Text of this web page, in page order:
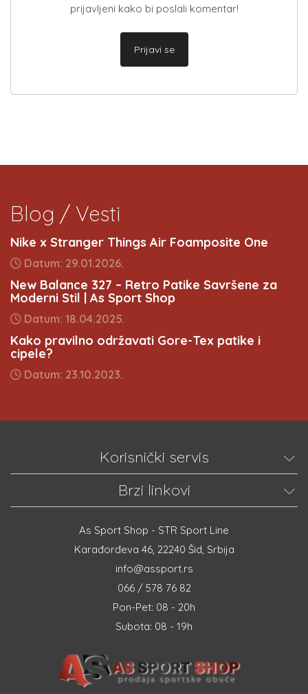
prijavljeni kako bi poslali komentar!
Prijavi se
Blog / Vesti
Nike x Stranger Things Air Foamposite One
Datum: 29.01.2026.
New Balance 327 – Retro Patike Savršene za
Moderni Stil | As Sport Shop
Datum: 18.04.2025.
Kako pravilno održavati Gore-Tex patike i
cipele?
Datum: 23.10.2023.
Korisnički servis
Brzi linkovi
As Sport Shop - STR Sport Line
Karađorđeva 46, 22240 Šid, Srbija
info@assport.rs
066 / 578 76 82
Pon-Pet: 08 - 20h
Subota: 08 - 19h